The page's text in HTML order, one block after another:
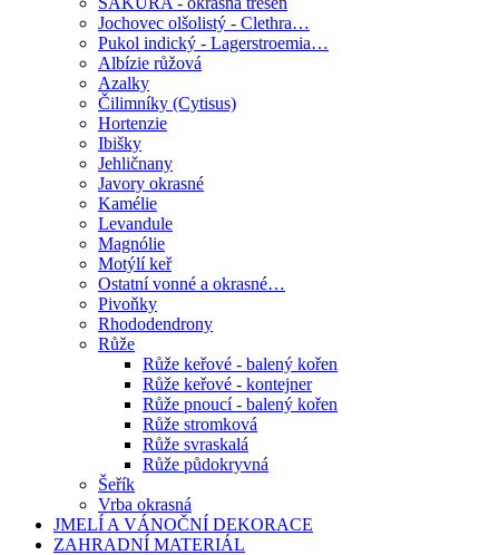
Jochovec olšolistý - Clethra…
Pukol indický - Lagerstroemia…
Albízie růžová
Azalky
Čilimníky (Cytisus)
Hortenzie
Ibišky
Jehličnany
Javory okrasné
Kamélie
Levandule
Magnólie
Motýlí keř
Ostatní vonné a okrasné…
Pivoňky
Rhododendrony
Růže
Růže keřové - balený kořen
Růže keřové - kontejner
Růže pnoucí - balený kořen
Růže stromková
Růže svraskalá
Růže půdokryvná
Šeřík
Vrba okrasná
JMELÍ A VÁNOČNÍ DEKORACE
ZAHRADNÍ MATERIÁL